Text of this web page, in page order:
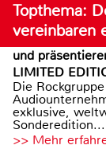
Topthema:
vereinbaren
und
LIMITED
Die
exklusive,
Sonderedition...
>> Mehr